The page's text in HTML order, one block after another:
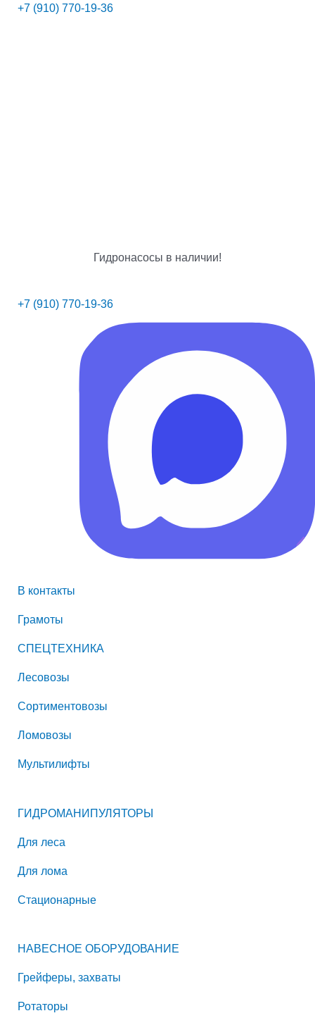
+7 (910) 770-19-36
Гидронасосы в наличии!
+7 (910) 770-19-36
В контакты
Грамоты
СПЕЦТЕХНИКА
Лесовозы
Сортиментовозы
Ломовозы
Мультилифты
ГИДРОМАНИПУЛЯТОРЫ
Для леса
Для лома
Стационарные
НАВЕСНОЕ ОБОРУДОВАНИЕ
Грейферы, захваты
Ротаторы